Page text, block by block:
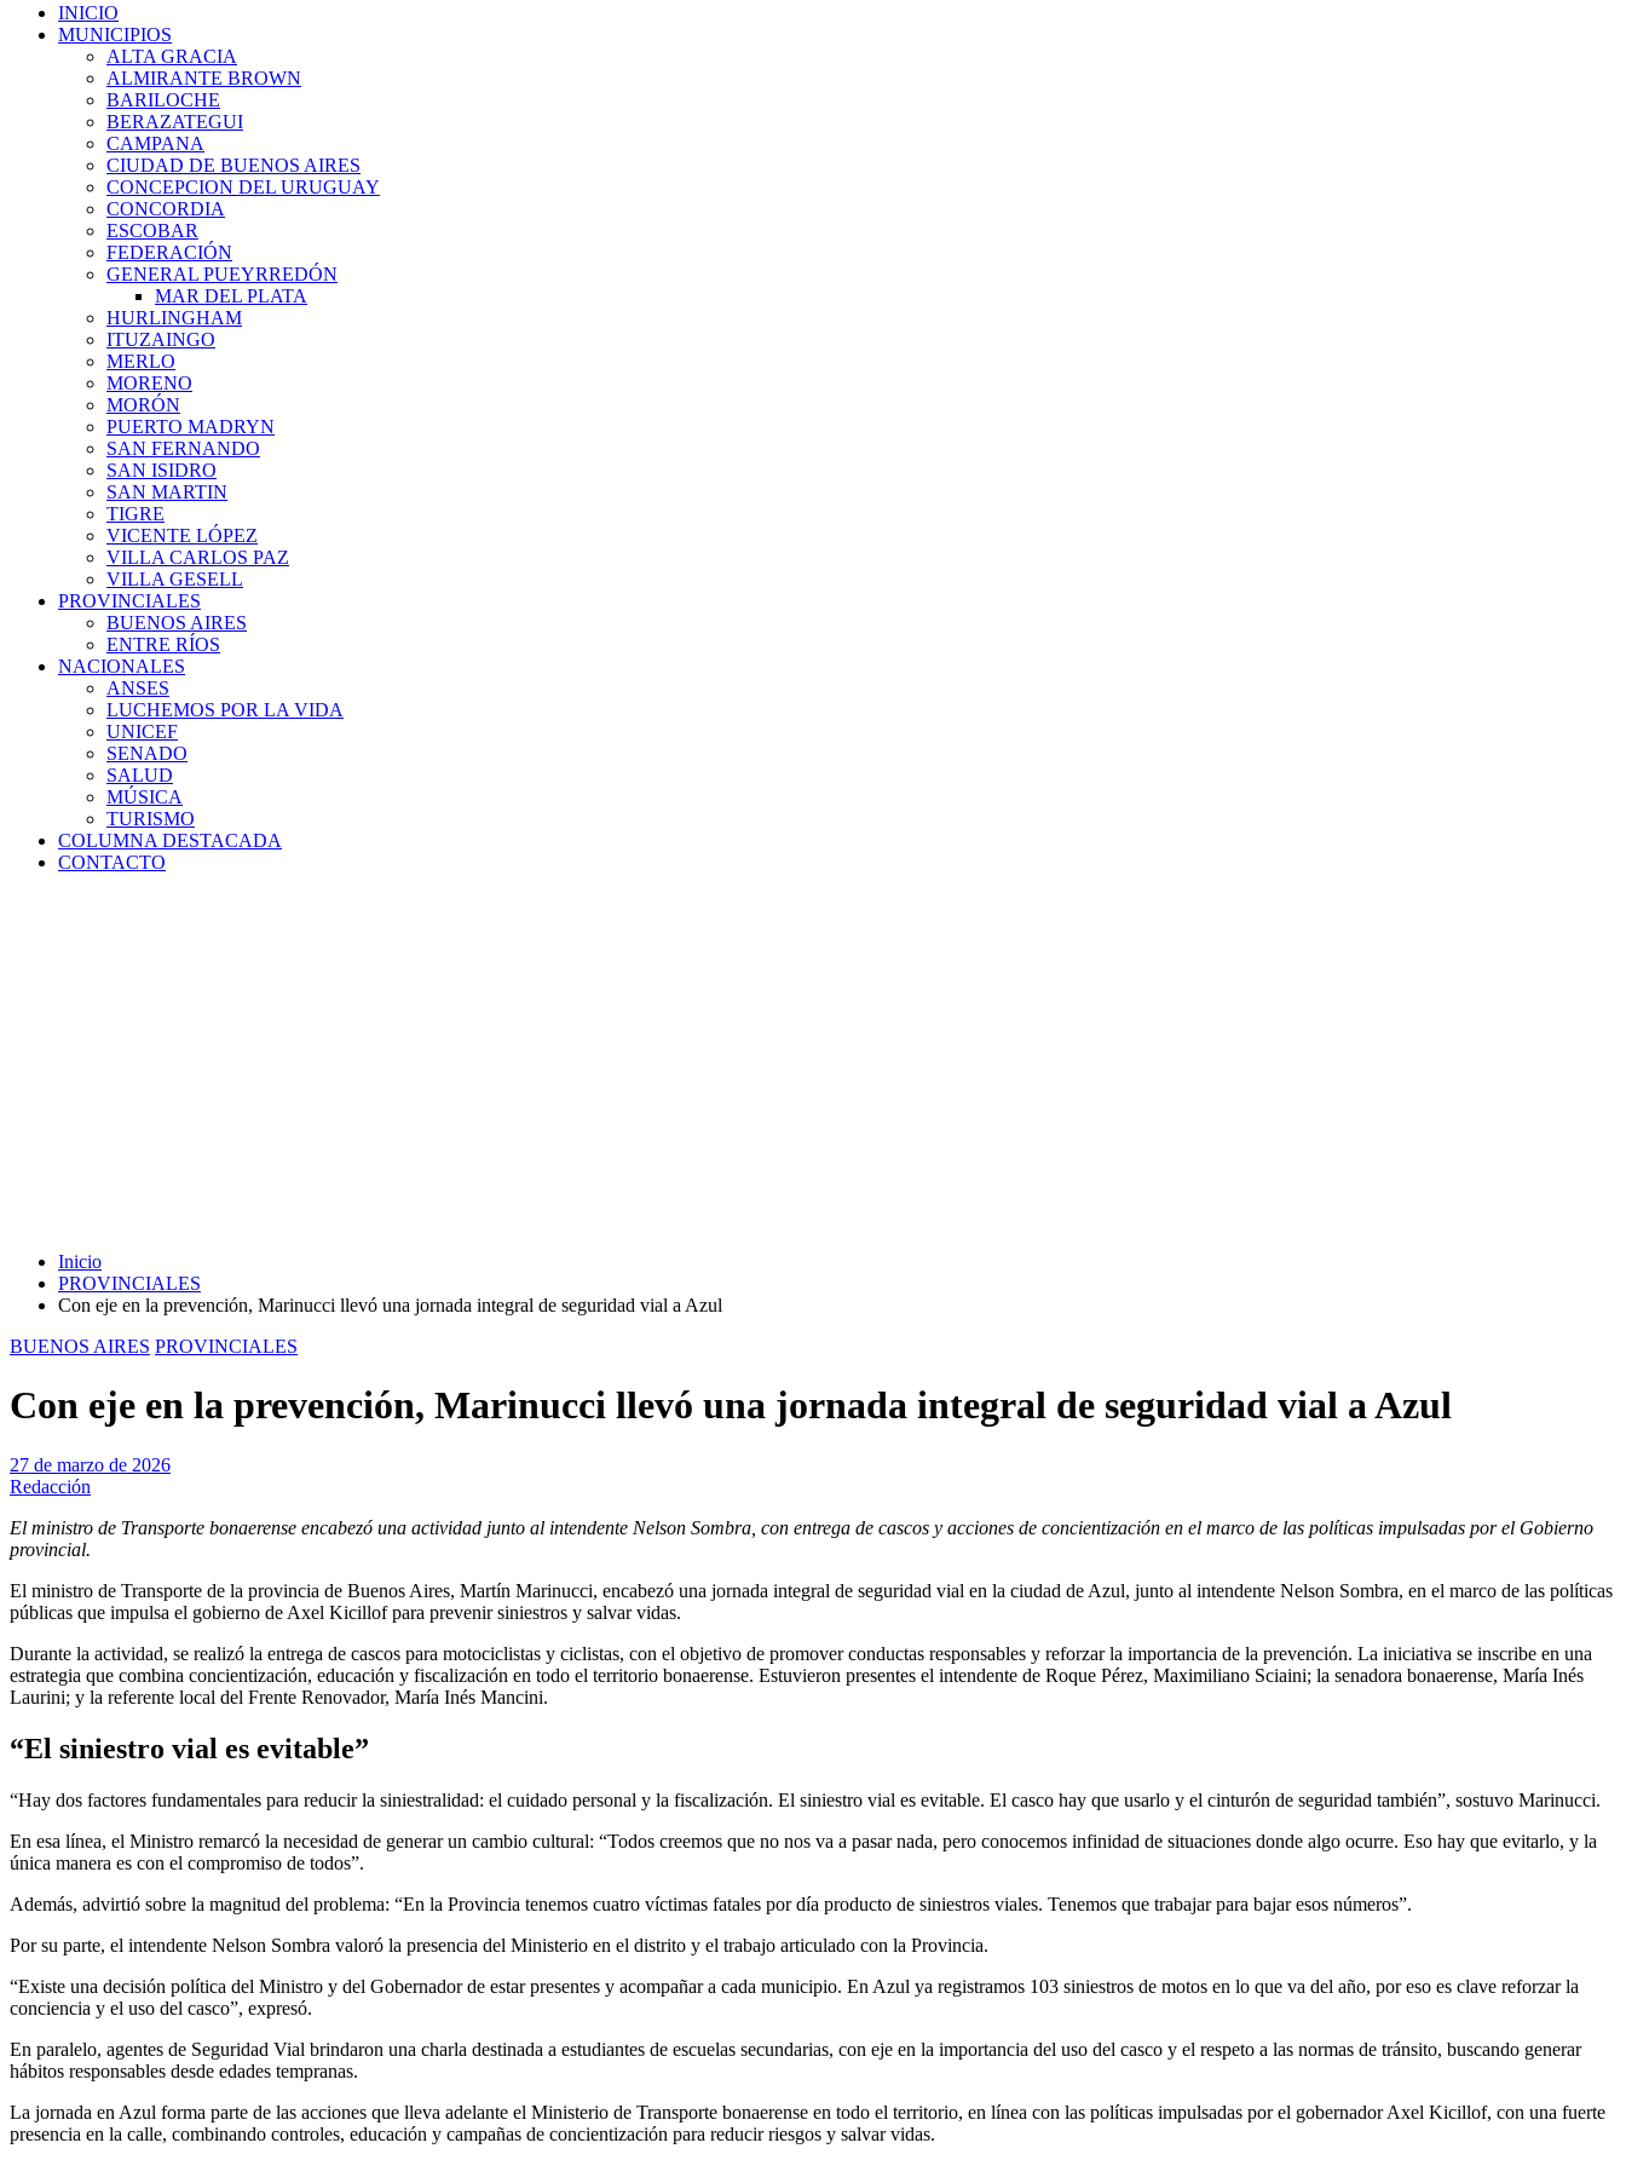
INICIO
MUNICIPIOS
ALTA GRACIA
ALMIRANTE BROWN
BARILOCHE
BERAZATEGUI
CAMPANA
CIUDAD DE BUENOS AIRES
CONCEPCION DEL URUGUAY
CONCORDIA
ESCOBAR
FEDERACIÓN
GENERAL PUEYRREDÓN
MAR DEL PLATA
HURLINGHAM
ITUZAINGO
MERLO
MORENO
MORÓN
PUERTO MADRYN
SAN FERNANDO
SAN ISIDRO
SAN MARTIN
TIGRE
VICENTE LÓPEZ
VILLA CARLOS PAZ
VILLA GESELL
PROVINCIALES
BUENOS AIRES
ENTRE RÍOS
NACIONALES
ANSES
LUCHEMOS POR LA VIDA
UNICEF
SENADO
SALUD
MÚSICA
TURISMO
COLUMNA DESTACADA
CONTACTO
Inicio
PROVINCIALES
Con eje en la prevención, Marinucci llevó una jornada integral de seguridad vial a Azul
BUENOS AIRES PROVINCIALES
Con eje en la prevención, Marinucci llevó una jornada integral de seguridad vial a Azul
27 de marzo de 2026
Redacción
El ministro de Transporte bonaerense encabezó una actividad junto al intendente Nelson Sombra, con entrega de cascos y acciones de concientización en el marco de las políticas impulsadas por el Gobierno
provincial.
El ministro de Transporte de la provincia de Buenos Aires, Martín Marinucci, encabezó una jornada integral de seguridad vial en la ciudad de Azul, junto al intendente Nelson Sombra, en el marco de las políticas
públicas que impulsa el gobierno de Axel Kicillof para prevenir siniestros y salvar vidas.
Durante la actividad, se realizó la entrega de cascos para motociclistas y ciclistas, con el objetivo de promover conductas responsables y reforzar la importancia de la prevención. La iniciativa se inscribe en una
estrategia que combina concientización, educación y fiscalización en todo el territorio bonaerense. Estuvieron presentes el intendente de Roque Pérez, Maximiliano Sciaini; la senadora bonaerense, María Inés
Laurini; y la referente local del Frente Renovador, María Inés Mancini.
“El siniestro vial es evitable”
“Hay dos factores fundamentales para reducir la siniestralidad: el cuidado personal y la fiscalización. El siniestro vial es evitable. El casco hay que usarlo y el cinturón de seguridad también”, sostuvo Marinucci.
En esa línea, el Ministro remarcó la necesidad de generar un cambio cultural: “Todos creemos que no nos va a pasar nada, pero conocemos infinidad de situaciones donde algo ocurre. Eso hay que evitarlo, y la
única manera es con el compromiso de todos”.
Además, advirtió sobre la magnitud del problema: “En la Provincia tenemos cuatro víctimas fatales por día producto de siniestros viales. Tenemos que trabajar para bajar esos números”.
Por su parte, el intendente Nelson Sombra valoró la presencia del Ministerio en el distrito y el trabajo articulado con la Provincia.
“Existe una decisión política del Ministro y del Gobernador de estar presentes y acompañar a cada municipio. En Azul ya registramos 103 siniestros de motos en lo que va del año, por eso es clave reforzar la
conciencia y el uso del casco”, expresó.
En paralelo, agentes de Seguridad Vial brindaron una charla destinada a estudiantes de escuelas secundarias, con eje en la importancia del uso del casco y el respeto a las normas de tránsito, buscando generar
hábitos responsables desde edades tempranas.
La jornada en Azul forma parte de las acciones que lleva adelante el Ministerio de Transporte bonaerense en todo el territorio, en línea con las políticas impulsadas por el gobernador Axel Kicillof, con una fuerte
presencia en la calle, combinando controles, educación y campañas de concientización para reducir riesgos y salvar vidas.